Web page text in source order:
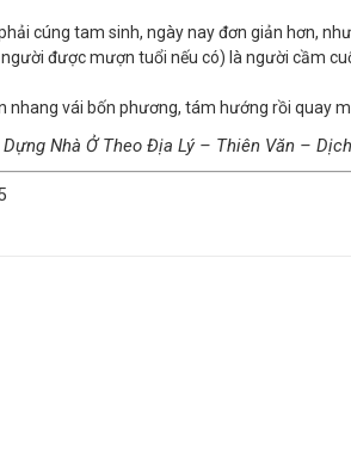
cúng tam sinh, ngày nay đơn giản hơn,
được mượn tuổi nếu có) là người cầm
nhang vái bốn phương, tám hướng rồi quay
Nhà Ở Theo Địa Lý – Thiên Văn –